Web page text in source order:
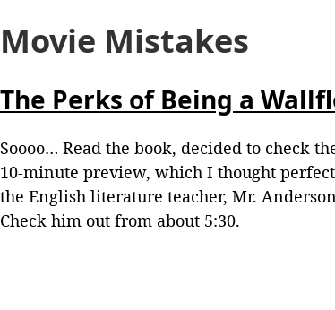
Movie Mistakes
The Perks of Being a
Soooo… Read the book, decided to check
10-minute preview, which I thought
the English literature teacher, Mr.
Check him out from about 5:30.